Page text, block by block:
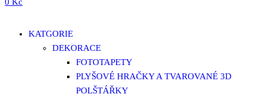
KATGORIE
DEKORACE
FOTOTAPETY
PLYŠOVÉ HRAČKY A TVAROVANÉ 3D
POLŠTÁŘKY